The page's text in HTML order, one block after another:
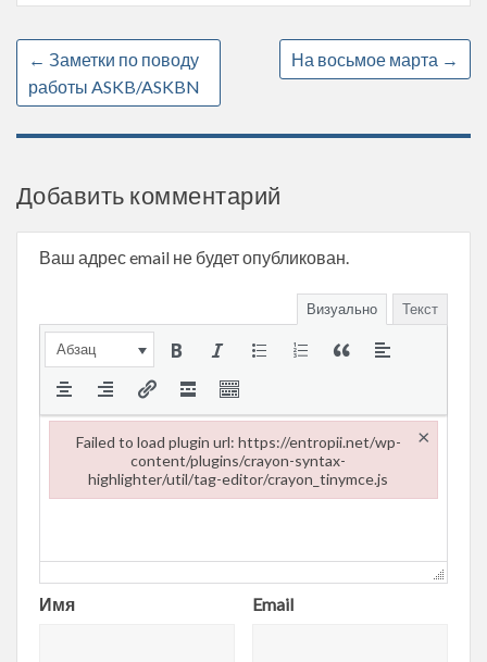
← Заметки по поводу
работы ASKB/ASKBN
На восьмое марта →
Добавить комментарий
Ваш адрес email не будет опубликован.
Визуально Текст
Абзац
Имя Email
Failed to load plugin url: https://entropii.net/wp-
content/plugins/crayon-syntax-
highlighter/util/tag-editor/crayon_tinymce.js
×
Failed to load plugin url: https://entropii.net/wp-content/